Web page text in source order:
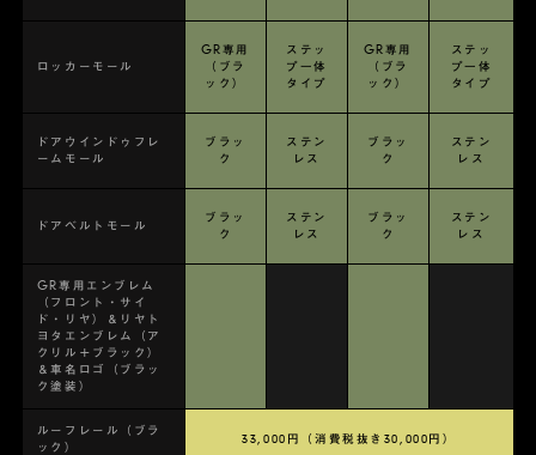
ロッカーモール
GR専用
（ブラ
ック）
ステッ
プ一体
タイプ
GR専用
（ブラ
ック）
ステッ
プ一体
タイプ
ドアウインドゥフレ
ームモール
ブラッ
ク
ステン
レス
ブラッ
ク
ステン
レス
ドアベルトモール
ブラッ
ク
ステン
レス
ブラッ
ク
ステン
レス
GR専用エンブレム
（フロント・サイ
ド・リヤ）＆リヤト
ヨタエンブレム（ア
クリル＋ブラック）
＆車名ロゴ（ブラッ
ク塗装）
ルーフレール（ブラ
ック）
33,000円（消費税抜き30,000円）